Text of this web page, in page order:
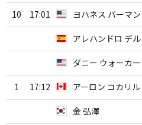
10 17:01 ヨハネス バーマン
アレハンドロ デ
ダニー ウォーカー
1 17:12 アーロン コカリル
金 弘澤